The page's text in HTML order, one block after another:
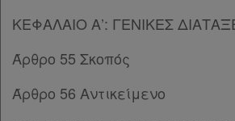
Παρ.9
Παρ.11
Άρθρο 82 [-]
Παρ.1
ΚΕΦΑΛΑΙΟ Α’: ΓΕΝΙΚΕΣ
Άρθρο 55 Σκοπός
Άρθρο 56 Αντικείμενο